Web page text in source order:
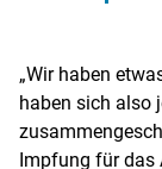
„Wir haben
haben sich also
Impfung für das